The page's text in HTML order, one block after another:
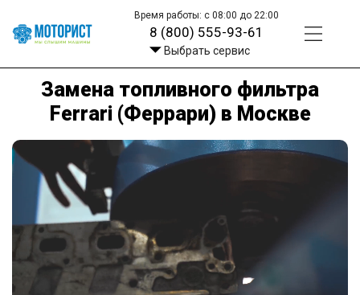
Время работы: с 08:00 до 22:00
8 (800) 555-93-61
Выбрать сервис
Замена топливного фильтра
Ferrari (Феррари) в Москве